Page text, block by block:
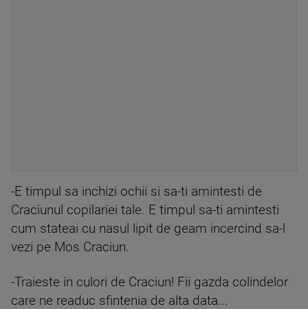
-E timpul sa inchizi ochii si sa-ti amintesti de
Craciunul copilariei tale. E timpul sa-ti amintesti
cum stateai cu nasul lipit de geam incercind sa-l
vezi pe Mos Craciun.
-Traieste in culori de Craciun! Fii gazda colindelor
care ne readuc sfintenia de alta data...